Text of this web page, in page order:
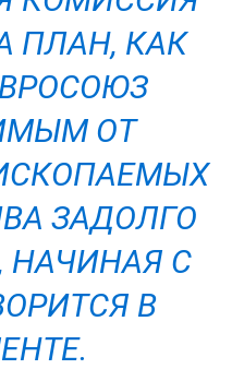
ПЛАН, КАК
ОТ
ЗАДОЛГО
НАЧИНАЯ С
В